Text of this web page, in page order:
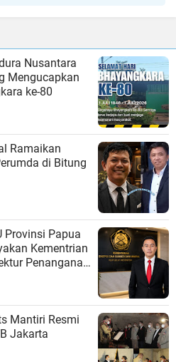
Nusantara
Mengucapkan
ke-80
Ramaikan
di Bitung
Provinsi Papua
Kementrian
Penanganan
Mantiri Resmi
Jakarta